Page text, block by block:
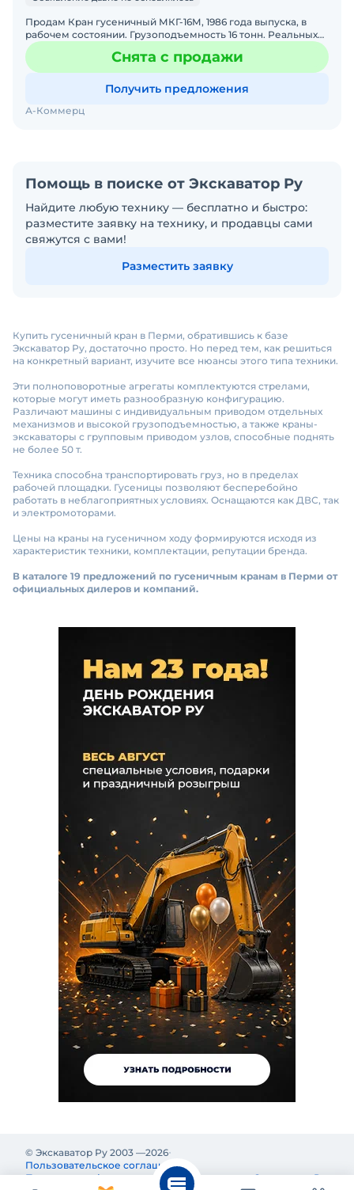
Продам Кран гусеничный МКГ-16М, 1986 года выпуска, в
рабочем состоянии. Грузоподъемность 16 тонн. Реальных
часов работы крана очень мало, т. к. использовался ре
Снята с продажи
Получить предложения
А-Коммерц
Помощь в поиске от Экскаватор Ру
Найдите любую технику — бесплатно и быстро:
разместите заявку на технику, и продавцы сами
свяжутся с вами!
Разместить заявку
Купить гусеничный кран в Перми, обратившись к базе
Экскаватор Ру, достаточно просто. Но перед тем, как решиться
на конкретный вариант, изучите все нюансы этого типа техники.
Эти полноповоротные агрегаты комплектуются стрелами,
которые могут иметь разнообразную конфигурацию.
Различают машины с индивидуальным приводом отдельных
механизмов и высокой грузоподъемностью, а также краны-
экскаваторы с групповым приводом узлов, способные поднять
не более 50 т.
Техника способна транспортировать груз, но в пределах
рабочей площадки. Гусеницы позволяют бесперебойно
работать в неблагоприятных условиях. Оснащаются как ДВС, так
и электромоторами.
Цены на краны на гусеничном ходу формируются исходя из
характеристик техники, комплектации, репутации бренда.
В каталоге 19 предложений по гусеничным кранам в Перми от
официальных дилеров и компаний.
© Экскаватор Ру 2003 —2026
Пользовательское соглашение
Политика конфиденциальности
Реклама на Экскаватор Ру